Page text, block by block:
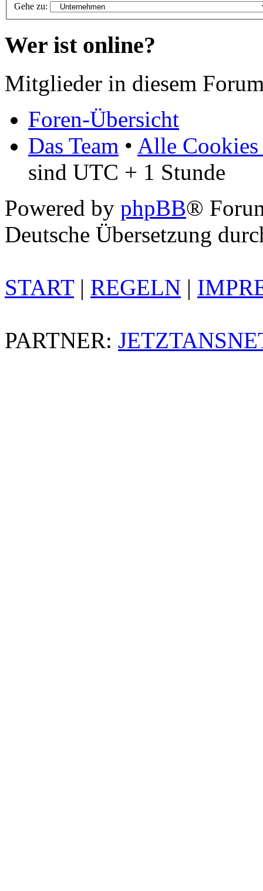
Gehe zu:
Wer ist online?
Mitglieder in diesem
Foren-Übersicht
Das Team • Alle Cookies
sind UTC + 1 Stunde
Powered by phpBB®
Deutsche Übersetzung
START| REGELN |
PARTNER: